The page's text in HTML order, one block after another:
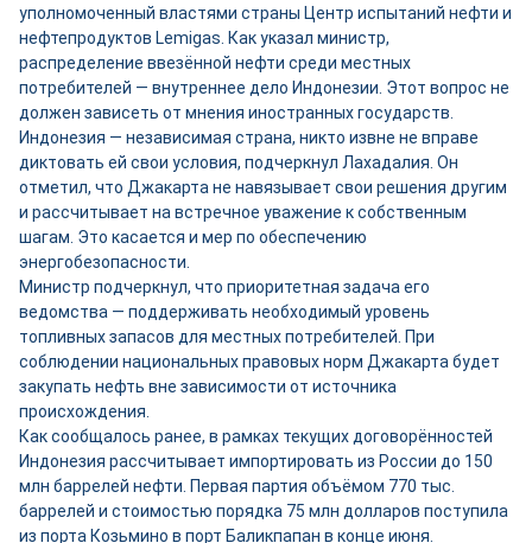
уполномоченный властями страны Центр испытаний нефти и
нефтепродуктов Lemigas. Как указал министр,
распределение ввезённой нефти среди местных
потребителей — внутреннее дело Индонезии. Этот вопрос не
должен зависеть от мнения иностранных государств.
Индонезия — независимая страна, никто извне не вправе
диктовать ей свои условия, подчеркнул Лахадалия. Он
отметил, что Джакарта не навязывает свои решения другим
и рассчитывает на встречное уважение к собственным
шагам. Это касается и мер по обеспечению
энергобезопасности.
Министр подчеркнул, что приоритетная задача его
ведомства — поддерживать необходимый уровень
топливных запасов для местных потребителей. При
соблюдении национальных правовых норм Джакарта будет
закупать нефть вне зависимости от источника
происхождения.
Как сообщалось ранее, в рамках текущих договорённостей
Индонезия рассчитывает импортировать из России до 150
млн баррелей нефти. Первая партия объёмом 770 тыс.
баррелей и стоимостью порядка 75 млн долларов поступила
из порта Козьмино в порт Баликпапан в конце июня.